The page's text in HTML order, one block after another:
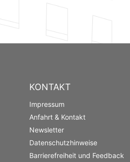
KONTAKT
Impressum
Anfahrt & Kontakt
Newsletter
Datenschutzhinweise
Barrierefreiheit und Feedback